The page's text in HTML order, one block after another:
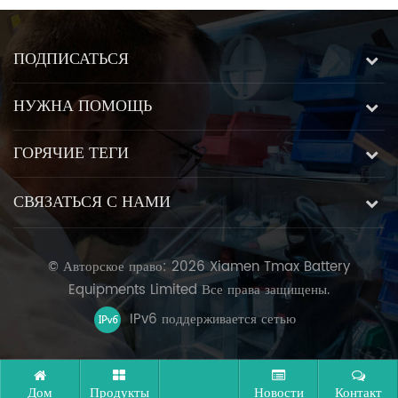
ПОДПИСАТЬСЯ
НУЖНА ПОМОЩЬ
ГОРЯЧИЕ ТЕГИ
СВЯЗАТЬСЯ С НАМИ
© Авторское право: 2026 Xiamen Tmax Battery
Equipments Limited Все права защищены.
IPv6 поддерживается сетью
Дом Продукты Новости Контакт